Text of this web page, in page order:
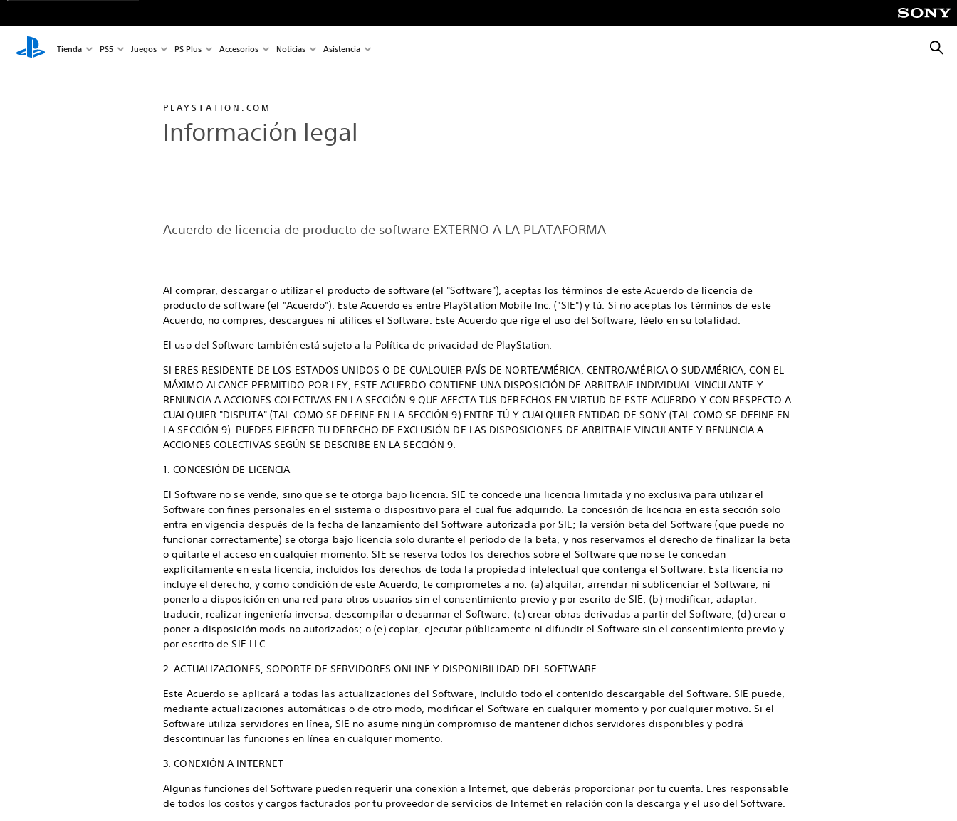
Tienda PS5 Juegos PS Plus Accesorios Noticias Asistencia
PLAYSTATION.COM
Información legal
Acuerdo de licencia de producto de software EXTERNO A LA PLATAFORMA
Al comprar, descargar o utilizar el producto de software (el "Software"), aceptas los términos de este Acuerdo de licencia de
producto de software (el "Acuerdo"). Este Acuerdo es entre PlayStation Mobile Inc. ("SIE") y tú. Si no aceptas los términos de este
Acuerdo, no compres, descargues ni utilices el Software. Este Acuerdo que rige el uso del Software; léelo en su totalidad.
El uso del Software también está sujeto a la Política de privacidad de PlayStation.
SI ERES RESIDENTE DE LOS ESTADOS UNIDOS O DE CUALQUIER PAÍS DE NORTEAMÉRICA, CENTROAMÉRICA O SUDAMÉRICA, CON EL
MÁXIMO ALCANCE PERMITIDO POR LEY, ESTE ACUERDO CONTIENE UNA DISPOSICIÓN DE ARBITRAJE INDIVIDUAL VINCULANTE Y
RENUNCIA A ACCIONES COLECTIVAS EN LA SECCIÓN 9 QUE AFECTA TUS DERECHOS EN VIRTUD DE ESTE ACUERDO Y CON RESPECTO A
CUALQUIER "DISPUTA" (TAL COMO SE DEFINE EN LA SECCIÓN 9) ENTRE TÚ Y CUALQUIER ENTIDAD DE SONY (TAL COMO SE DEFINE EN
LA SECCIÓN 9). PUEDES EJERCER TU DERECHO DE EXCLUSIÓN DE LAS DISPOSICIONES DE ARBITRAJE VINCULANTE Y RENUNCIA A
ACCIONES COLECTIVAS SEGÚN SE DESCRIBE EN LA SECCIÓN 9.
1. CONCESIÓN DE LICENCIA
El Software no se vende, sino que se te otorga bajo licencia. SIE te concede una licencia limitada y no exclusiva para utilizar el
Software con fines personales en el sistema o dispositivo para el cual fue adquirido. La concesión de licencia en esta sección solo
entra en vigencia después de la fecha de lanzamiento del Software autorizada por SIE; la versión beta del Software (que puede no
funcionar correctamente) se otorga bajo licencia solo durante el período de la beta, y nos reservamos el derecho de finalizar la beta
o quitarte el acceso en cualquier momento. SIE se reserva todos los derechos sobre el Software que no se te concedan
explícitamente en esta licencia, incluidos los derechos de toda la propiedad intelectual que contenga el Software. Esta licencia no
incluye el derecho, y como condición de este Acuerdo, te comprometes a no: (a) alquilar, arrendar ni sublicenciar el Software, ni
ponerlo a disposición en una red para otros usuarios sin el consentimiento previo y por escrito de SIE; (b) modificar, adaptar,
traducir, realizar ingeniería inversa, descompilar o desarmar el Software; (c) crear obras derivadas a partir del Software; (d) crear o
poner a disposición mods no autorizados; o (e) copiar, ejecutar públicamente ni difundir el Software sin el consentimiento previo y
por escrito de SIE LLC.
2. ACTUALIZACIONES, SOPORTE DE SERVIDORES ONLINE Y DISPONIBILIDAD DEL SOFTWARE
Este Acuerdo se aplicará a todas las actualizaciones del Software, incluido todo el contenido descargable del Software. SIE puede,
mediante actualizaciones automáticas o de otro modo, modificar el Software en cualquier momento y por cualquier motivo. Si el
Software utiliza servidores en línea, SIE no asume ningún compromiso de mantener dichos servidores disponibles y podrá
descontinuar las funciones en línea en cualquier momento.
3. CONEXIÓN A INTERNET
Algunas funciones del Software pueden requerir una conexión a Internet, que deberás proporcionar por tu cuenta. Eres responsable
de todos los costos y cargos facturados por tu proveedor de servicios de Internet en relación con la descarga y el uso del Software.